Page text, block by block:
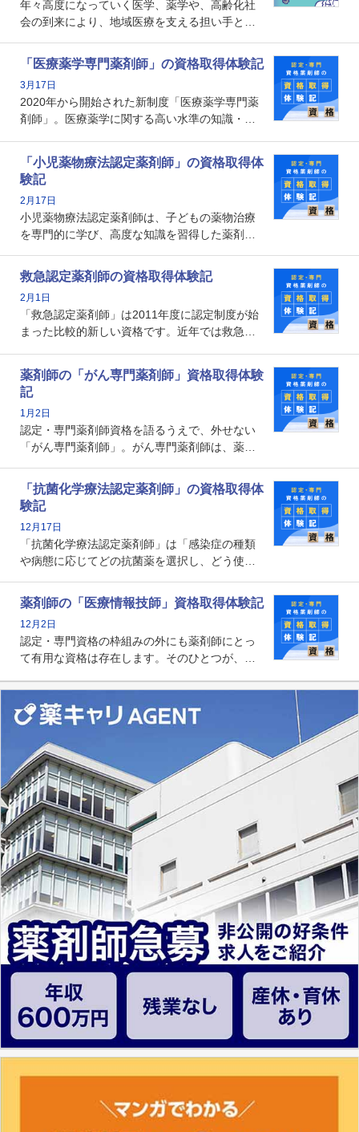
年々高度になっていく医学、薬学や、高齢化社
会の到来により、地域医療を支える担い手とし
で、重要度が増しているのが認定薬剤師という
資格です。認定薬剤師とはいったいどんな資格
なのでしょうか。それを取得するとどのような
メリットがあるのでしょうか。
「医療薬学専門薬剤師」の資格取得体験記
3月17日
2020年から開始された新制度「医療薬学専門薬
剤師」。医療薬学に関する高い水準の知識・技
剤師としての専門性を示す客観的な根拠の一つ
となります。取得要件は多岐に渡り、審査も複
数回ありますが、患者さんに対して一定の能力
の証明になる資格と言えます。
「小児薬物療法認定薬剤師」の資格取得体
験記
2月17日
小児薬物療法認定薬剤師は、子どもの薬物治療
を専門的に学び、高度な知識を習得した薬剤師
や、特有の疾患、心理状況を理解し、専門性を
深めることで、子どもとその保護者に寄り添え
る存在です。今回はそんな小児薬物療法認定薬
剤師の取得体験記をご紹介します。
救急認定薬剤師の資格取得体験記
2月1日
「救急認定薬剤師」は2011年度に認定制度が始
まった比較的新しい資格です。近年では救急病
とから、救急認定薬剤師を目指す病院薬剤師も
増えているのではないでしょうか。今回はそん
な救急認定薬剤師の取得体験記をご紹介しま
す。
薬剤師の「がん専門薬剤師」資格取得体験
記
1月2日
認定・専門薬剤師資格を語るうえで、外せない
「がん専門薬剤師」。がん専門薬剤師は、薬剤
関する資格として、2009年に発足しました。薬
剤師の専門性を活かして高度化するがん医療に
貢献する姿は、今も病院薬剤師にとって一目置
かれる存在です。
「抗菌化学療法認定薬剤師」の資格取得体
験記
12月17日
「抗菌化学療法認定薬剤師」は「感染症の種類
や病態に応じてどの抗菌薬を選択し、どう使っ
る薬剤師です。現在、感染防止対策加算の施設
基準に専任の薬剤師配置が挙げられており、今
後は感染症領域で薬剤師に、より多くの役割が
求められる可能性もあります。
薬剤師の「医療情報技師」資格取得体験記
12月2日
認定・専門資格の枠組みの外にも薬剤師にとっ
て有用な資格は存在します。そのひとつが、
査データ、投薬歴など非常に多岐にわたる医療
データを利活用し、またシステム管理できるこ
とは、病院薬剤師を中心に大きな武器になりま
す。